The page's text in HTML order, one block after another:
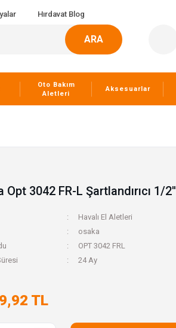
Hırdavat Blog
ARA
Oto Bakım
Aletleri
Aksesuarlar
Opt 3042 FR-L Şartlandırıcı 1/2''
Havalı El Aletleri
osaka
OPT 3042 FRL
24 Ay
TL